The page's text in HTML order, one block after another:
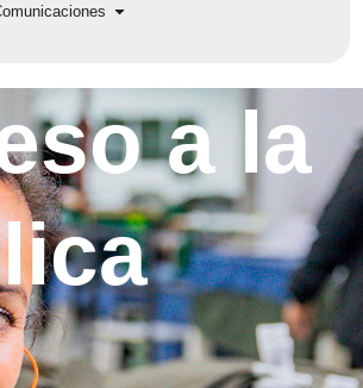
entidad Open Comunicaciones
a la